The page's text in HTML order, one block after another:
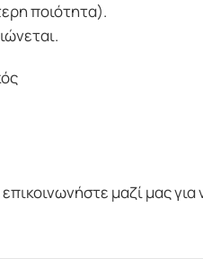
ποιότητα).
μαζί μας